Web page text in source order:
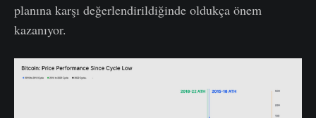
planına karşı değerlendirildiğinde oldukça önem
kazanıyor.